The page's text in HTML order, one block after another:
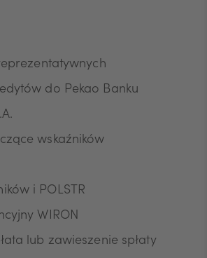
do Pekao Banku
wskaźników
i POLSTR
WIRON
lub zawieszenie spłaty